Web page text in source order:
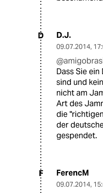
D D.J.
09.07.2014,
Dass Sie
sind und
nicht am
Art des
die
der
gespendet.
F FerencM
09.07.2014,